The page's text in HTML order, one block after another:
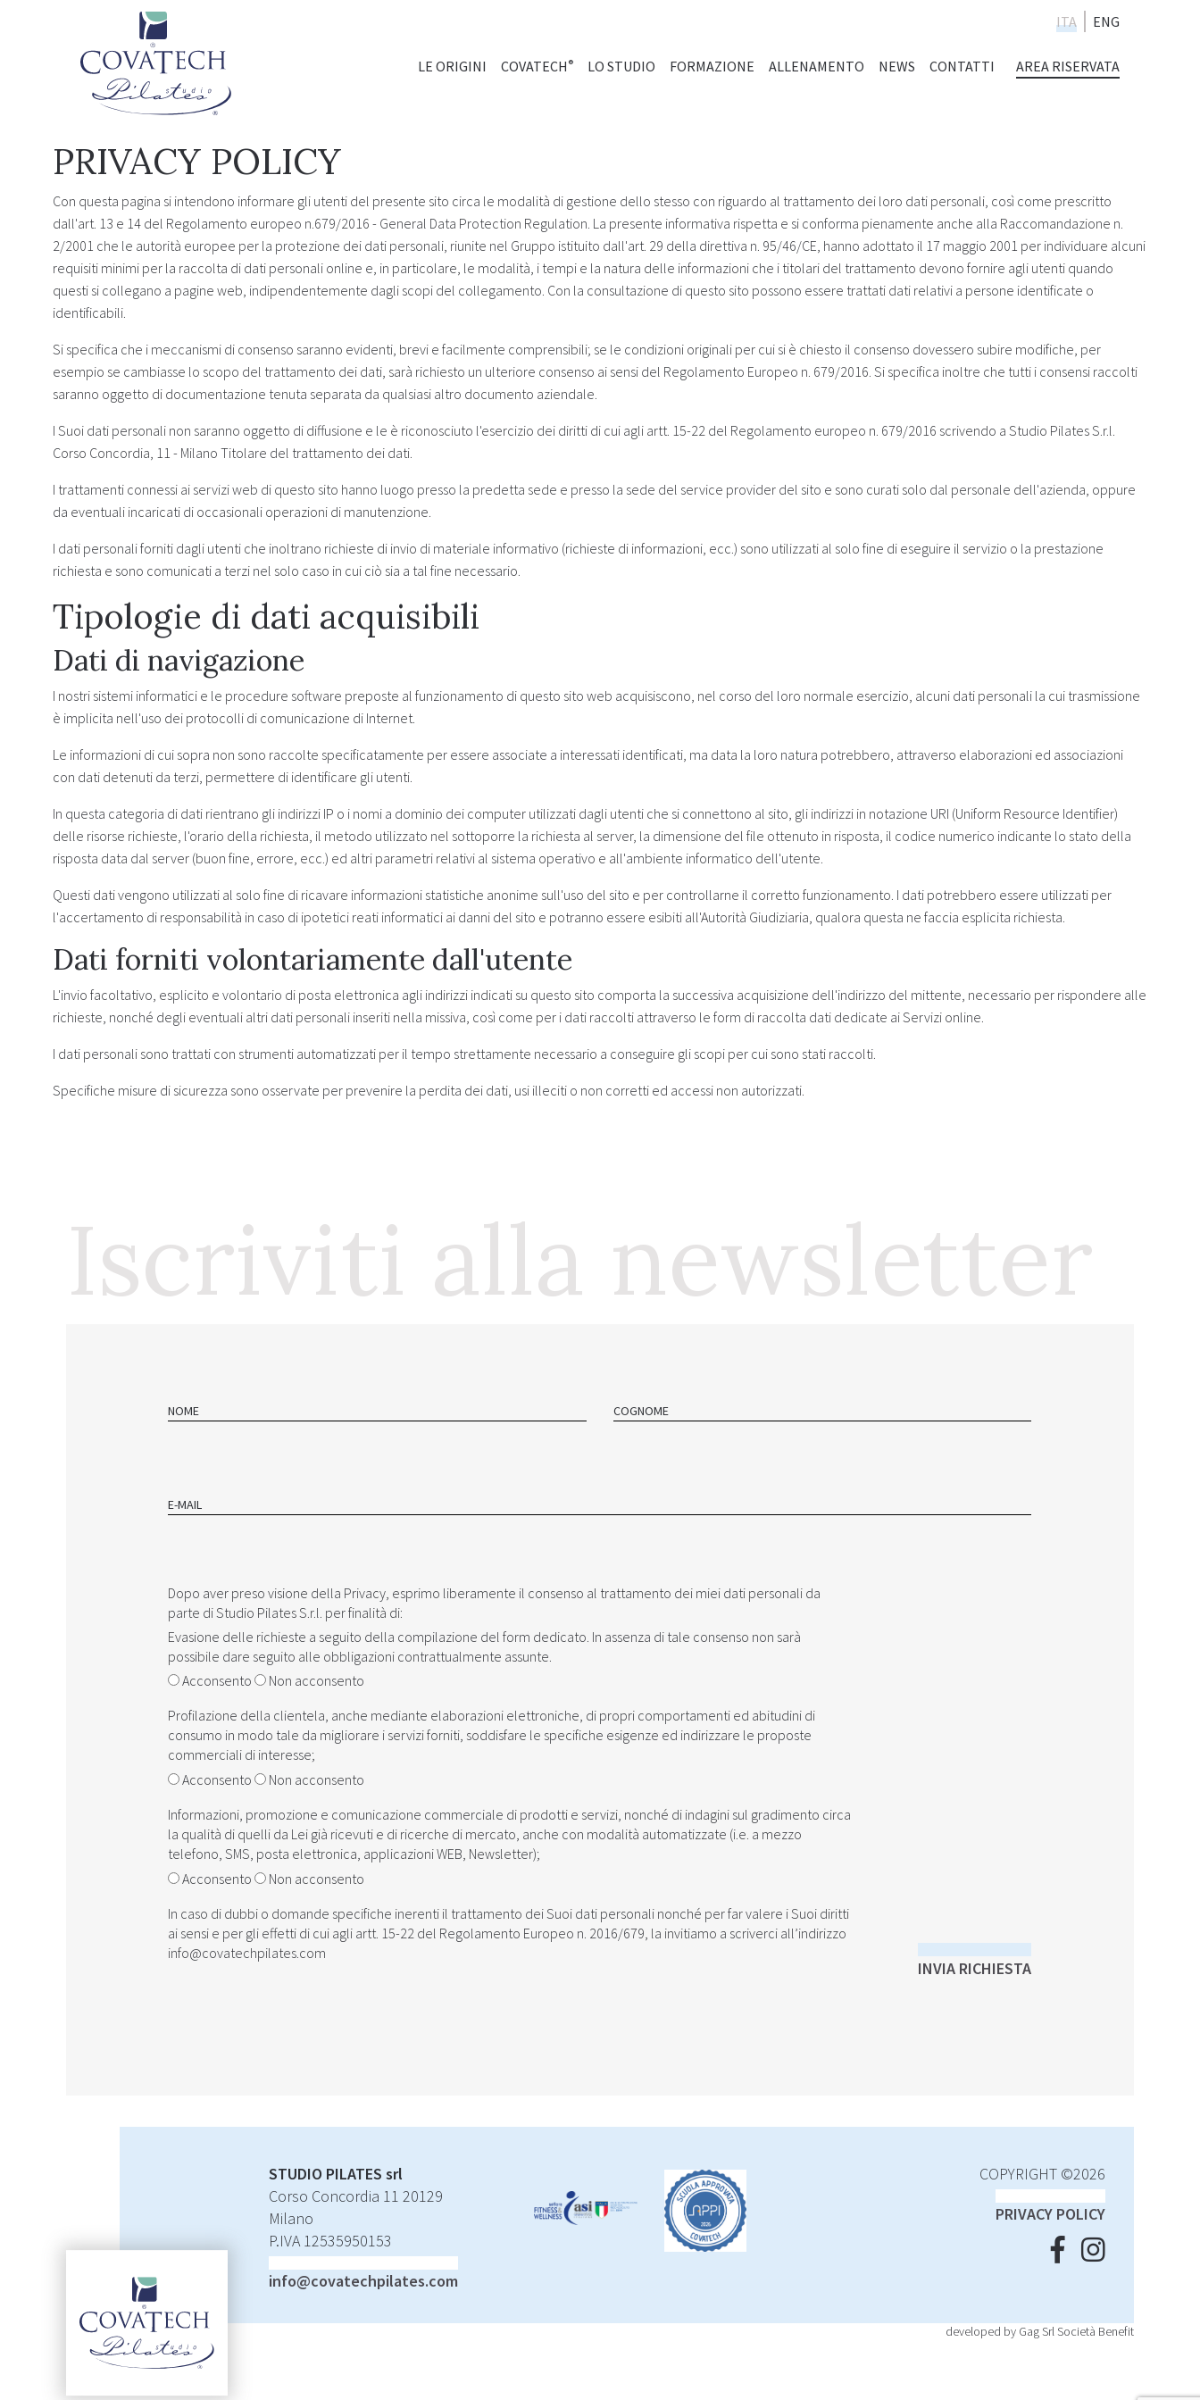
LE ORIGINI (CURRENT)
COVATECH ® LO STUDIO FORMAZIONE ALLENAMENTO NEWS CONTATTI AREA RISERVATA
ITA ENG
PRIVACY POLICY
Con questa pagina si intendono informare gli utenti del presente sito circa le modalità di gestione dello stesso con riguardo al trattamento dei loro dati personali, così come prescritto
dall'art. 13 e 14 del Regolamento europeo n.679/2016 - General Data Protection Regulation. La presente informativa rispetta e si conforma pienamente anche alla Raccomandazione n.
2/2001 che le autorità europee per la protezione dei dati personali, riunite nel Gruppo istituito dall'art. 29 della direttiva n. 95/46/CE, hanno adottato il 17 maggio 2001 per individuare alcuni
requisiti minimi per la raccolta di dati personali online e, in particolare, le modalità, i tempi e la natura delle informazioni che i titolari del trattamento devono fornire agli utenti quando
questi si collegano a pagine web, indipendentemente dagli scopi del collegamento. Con la consultazione di questo sito possono essere trattati dati relativi a persone identificate o
identificabili.
Si specifica che i meccanismi di consenso saranno evidenti, brevi e facilmente comprensibili; se le condizioni originali per cui si è chiesto il consenso dovessero subire modifiche, per
esempio se cambiasse lo scopo del trattamento dei dati, sarà richiesto un ulteriore consenso ai sensi del Regolamento Europeo n. 679/2016. Si specifica inoltre che tutti i consensi raccolti
saranno oggetto di documentazione tenuta separata da qualsiasi altro documento aziendale.
I Suoi dati personali non saranno oggetto di diffusione e le è riconosciuto l'esercizio dei diritti di cui agli artt. 15-22 del Regolamento europeo n. 679/2016 scrivendo a Studio Pilates S.r.l.
Corso Concordia, 11 - Milano Titolare del trattamento dei dati.
I trattamenti connessi ai servizi web di questo sito hanno luogo presso la predetta sede e presso la sede del service provider del sito e sono curati solo dal personale dell'azienda, oppure
da eventuali incaricati di occasionali operazioni di manutenzione.
I dati personali forniti dagli utenti che inoltrano richieste di invio di materiale informativo (richieste di informazioni, ecc.) sono utilizzati al solo fine di eseguire il servizio o la prestazione
richiesta e sono comunicati a terzi nel solo caso in cui ciò sia a tal fine necessario.
Tipologie di dati acquisibili
Dati di navigazione
I nostri sistemi informatici e le procedure software preposte al funzionamento di questo sito web acquisiscono, nel corso del loro normale esercizio, alcuni dati personali la cui trasmissione
è implicita nell'uso dei protocolli di comunicazione di Internet.
Le informazioni di cui sopra non sono raccolte specificatamente per essere associate a interessati identificati, ma data la loro natura potrebbero, attraverso elaborazioni ed associazioni
con dati detenuti da terzi, permettere di identificare gli utenti.
In questa categoria di dati rientrano gli indirizzi IP o i nomi a dominio dei computer utilizzati dagli utenti che si connettono al sito, gli indirizzi in notazione URI (Uniform Resource Identifier)
delle risorse richieste, l'orario della richiesta, il metodo utilizzato nel sottoporre la richiesta al server, la dimensione del file ottenuto in risposta, il codice numerico indicante lo stato della
risposta data dal server (buon fine, errore, ecc.) ed altri parametri relativi al sistema operativo e all'ambiente informatico dell'utente.
Questi dati vengono utilizzati al solo fine di ricavare informazioni statistiche anonime sull'uso del sito e per controllarne il corretto funzionamento. I dati potrebbero essere utilizzati per
l'accertamento di responsabilità in caso di ipotetici reati informatici ai danni del sito e potranno essere esibiti all'Autorità Giudiziaria, qualora questa ne faccia esplicita richiesta.
Dati forniti volontariamente dall'utente
L'invio facoltativo, esplicito e volontario di posta elettronica agli indirizzi indicati su questo sito comporta la successiva acquisizione dell'indirizzo del mittente, necessario per rispondere alle
richieste, nonché degli eventuali altri dati personali inseriti nella missiva, così come per i dati raccolti attraverso le form di raccolta dati dedicate ai Servizi online.
I dati personali sono trattati con strumenti automatizzati per il tempo strettamente necessario a conseguire gli scopi per cui sono stati raccolti.
Specifiche misure di sicurezza sono osservate per prevenire la perdita dei dati, usi illeciti o non corretti ed accessi non autorizzati.
Iscriviti alla newsletter
NOME COGNOME
E-MAIL
Dopo aver preso visione della ‎‎ Privacy , esprimo liberamente il consenso al trattamento dei miei dati personali da
parte di Studio Pilates S.r.l. per finalità di:
Evasione delle richieste a seguito della compilazione del form dedicato. In assenza di tale consenso non sarà
possibile dare seguito alle obbligazioni contrattualmente assunte.
Acconsento
Non acconsento
Profilazione della clientela, anche mediante elaborazioni elettroniche, di propri comportamenti ed abitudini di
consumo in modo tale da migliorare i servizi forniti, soddisfare le specifiche esigenze ed indirizzare le proposte
commerciali di interesse;
Acconsento
Non acconsento
Informazioni, promozione e comunicazione commerciale di prodotti e servizi, nonché di indagini sul gradimento circa
la qualità di quelli da Lei già ricevuti e di ricerche di mercato, anche con modalità automatizzate (i.e. a mezzo
telefono, SMS, posta elettronica, applicazioni WEB, Newsletter);
Acconsento
Non acconsento
In caso di dubbi o domande specifiche inerenti il trattamento dei Suoi dati personali nonché per far valere i Suoi diritti
ai sensi e per gli effetti di cui agli artt. 15-22 del Regolamento Europeo n. 2016/679, la invitiamo a scriverci all’indirizzo
info@covatechpilates.com
INVIA RICHIESTA
STUDIO PILATES srl
Corso Concordia 11 20129
Milano
P.IVA 12535950153
info@covatechpilates.com
COPYRIGHT ©2026
PRIVACY POLICY
developed by Gag Srl Società Benefit